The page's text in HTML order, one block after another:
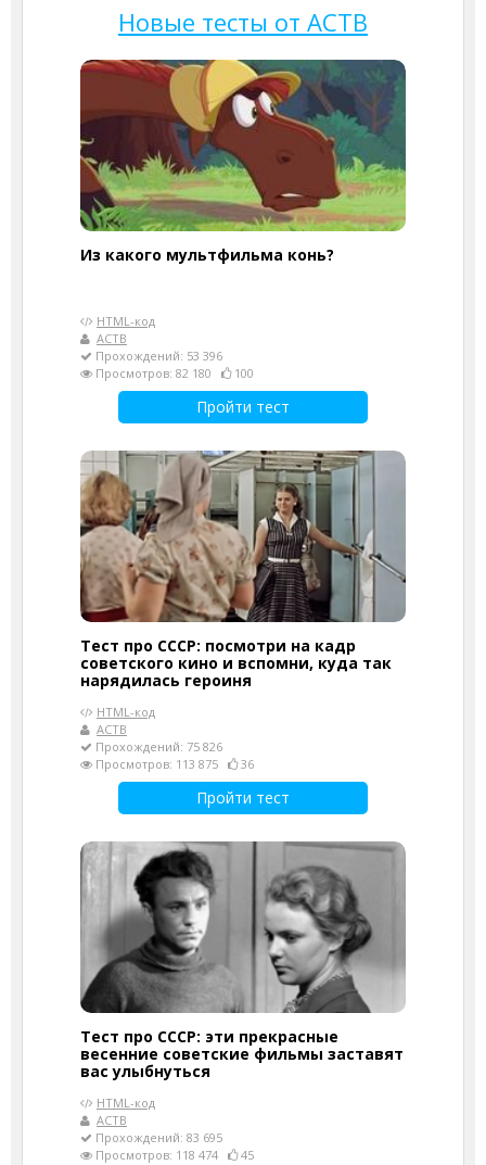
Новые тесты от АСТВ
Из какого мультфильма конь?
HTML-код
АСТВ
Прохождений: 53 396
Просмотров: 82 180
100
Пройти тест
Тест про СССР: посмотри на кадр
советского кино и вспомни, куда так
нарядилась героиня
HTML-код
АСТВ
Прохождений: 75 826
Просмотров: 113 875
36
Пройти тест
Тест про СССР: эти прекрасные
весенние советские фильмы заставят
вас улыбнуться
HTML-код
АСТВ
Прохождений: 83 695
Просмотров: 118 474
45